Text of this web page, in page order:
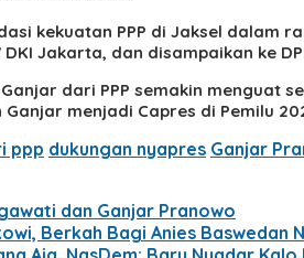
kekuatan PPP di Jaksel dalam
Jakarta, dan disampaikan ke
dari PPP semakin menguat
menjadi Capres di Pemilu
ppp dukungan nyapres Ganjar
dan Ganjar Pranowo
Berkah Bagi Anies Baswedan